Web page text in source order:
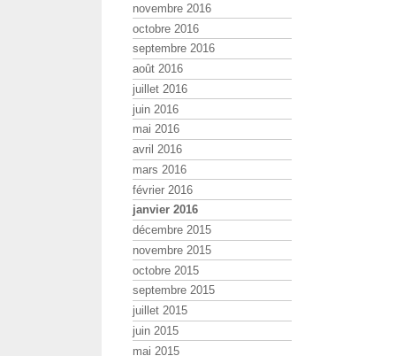
novembre 2016
octobre 2016
septembre 2016
août 2016
juillet 2016
juin 2016
mai 2016
avril 2016
mars 2016
février 2016
janvier 2016
décembre 2015
novembre 2015
octobre 2015
septembre 2015
juillet 2015
juin 2015
mai 2015